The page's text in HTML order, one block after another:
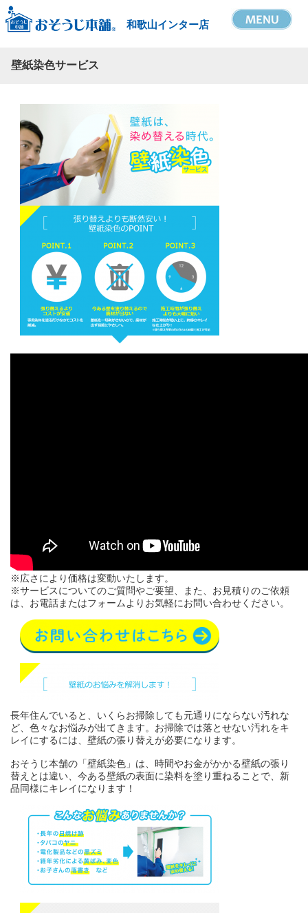
和歌山インター店
壁紙染色サービス
※広さにより価格は変動いたします。
※サービスについてのご質問やご要望、また、お見積りのご依頼
は、お電話またはフォームよりお気軽にお問い合わせください。
長年住んでいると、いくらお掃除しても元通りにならない汚れな
ど、色々なお悩みが出てきます。お掃除では落とせない汚れをキ
レイにするには、壁紙の張り替えが必要になります。
おそうじ本舗の「壁紙染色」は、時間やお金がかかる壁紙の張り
替えとは違い、今ある壁紙の表面に染料を塗り重ねることで、新
品同様にキレイになります！